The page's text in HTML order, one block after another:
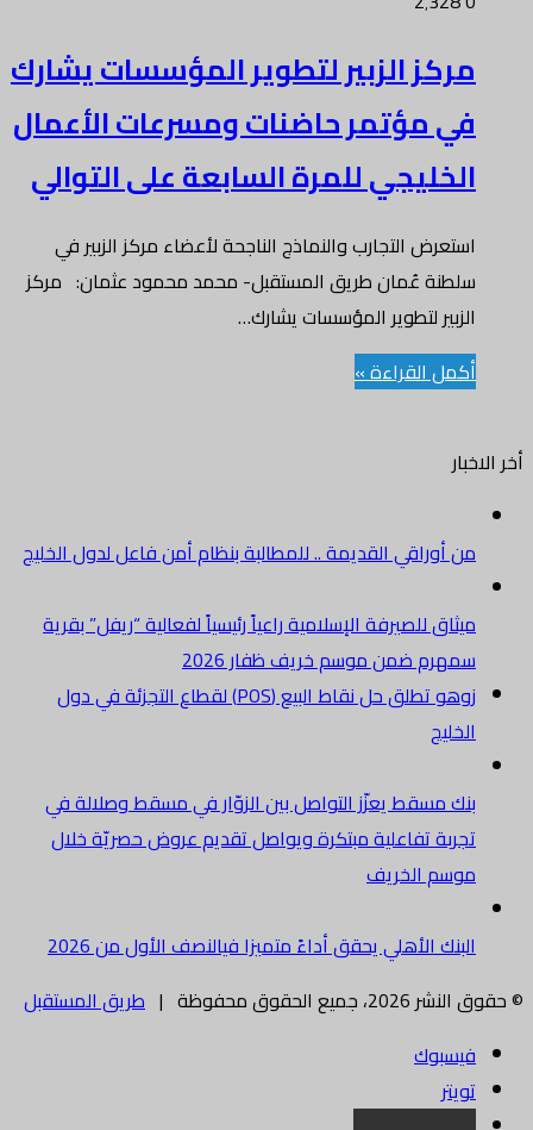
مركز الزبير لتطوير المؤسسات يشارك
في مؤتمر حاضنات ومسرعات الأعمال
الخليجي للمرة السابعة على التوالي
استعرض التجارب والنماذج الناجحة لأعضاء مركز الزبير في
سلطنة عُمان طريق المستقبل- محمد محمود عثمان: مركز
الزبير لتطوير المؤسسات يشارك…
أكمل القراءة »
أخر الاخبار
من أوراقي القديمة .. للمطالبة بنظام أمن فاعل لدول الخليج
ميثاق للصيرفة الإسلامية راعياً رئيسياً لفعالية “ريفل” بقرية
سمهرم ضمن موسم خريف ظفار 2026
زوهو تطلق حل نقاط البيع (POS) لقطاع التجزئة في دول
الخليج
بنك مسقط يعزّز التواصل بين الزوّار في مسقط وصلالة في
تجربة تفاعلية مبتكرة ويواصل تقديم عروض حصريّة خلال
موسم الخريف
البنك الأهلي يحقق أداءً متميزا فيالنصف الأول من 2026
© حقوق النشر 2026، جميع الحقوق محفوظة |
طريق المستقبل
فيسبوك
تويتر